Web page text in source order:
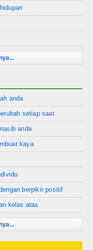
anda
setiap saat
anda
kaya
berpikir positif
kelas atas